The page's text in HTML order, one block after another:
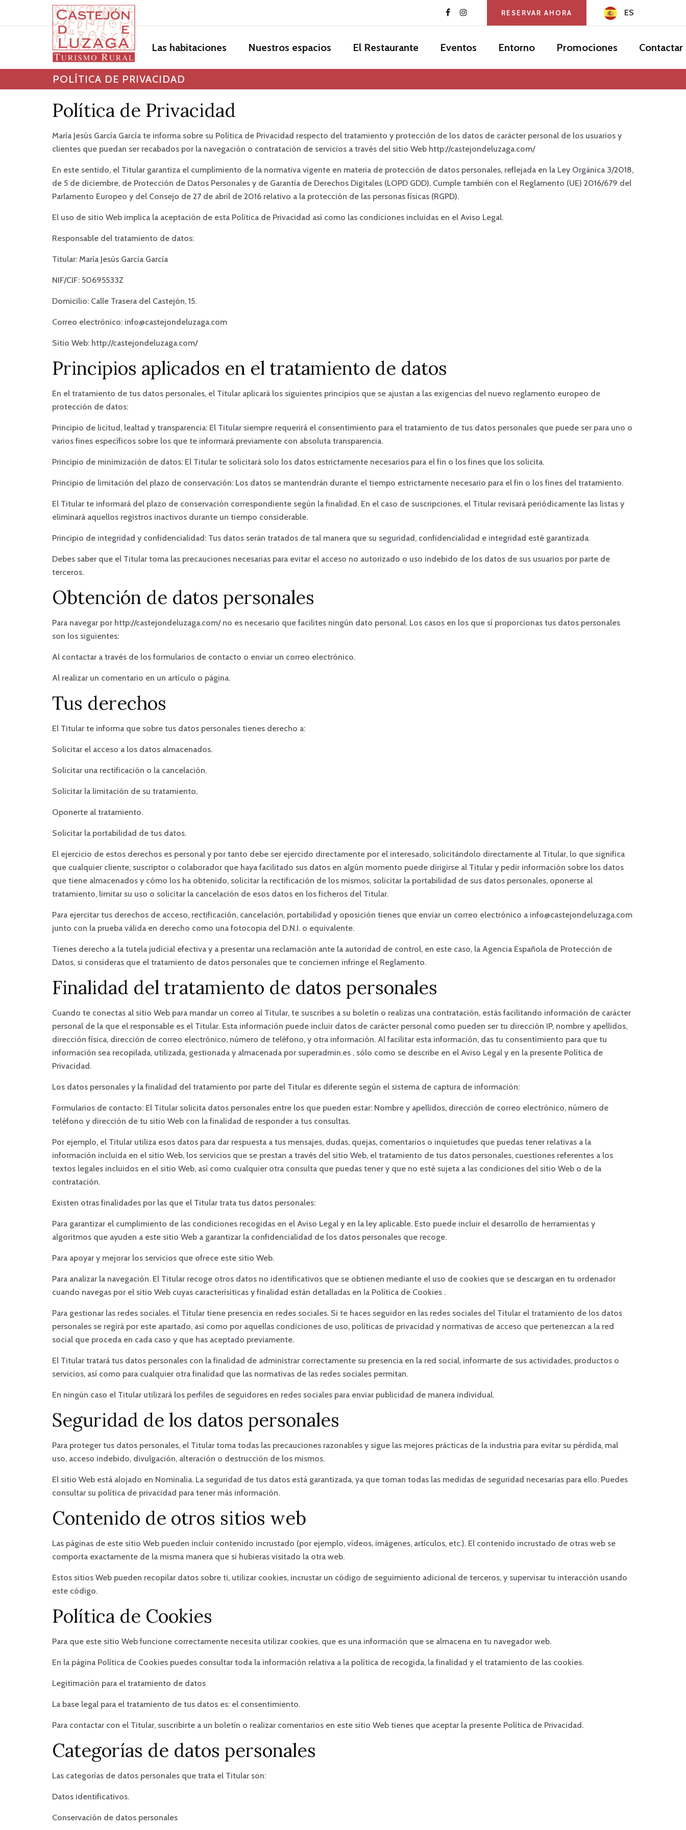
RESERVAR AHORA ES
Las habitaciones Nuestros espacios El Restaurante Eventos Entorno Promociones Contactar
POLÍTICA DE PRIVACIDAD
Política de Privacidad
María Jesús García García te informa sobre su Política de Privacidad respecto del tratamiento y protección de los datos de carácter personal de los usuarios y
clientes que puedan ser recabados por la navegación o contratación de servicios a través del sitio Web http://castejondeluzaga.com/
En este sentido, el Titular garantiza el cumplimiento de la normativa vigente en materia de protección de datos personales, reflejada en la Ley Orgánica 3/2018,
de 5 de diciembre, de Protección de Datos Personales y de Garantía de Derechos Digitales (LOPD GDD). Cumple también con el Reglamento (UE) 2016/679 del
Parlamento Europeo y del Consejo de 27 de abril de 2016 relativo a la protección de las personas físicas (RGPD).
El uso de sitio Web implica la aceptación de esta Política de Privacidad así como las condiciones incluidas en el Aviso Legal.
Responsable del tratamiento de datos:
Titular: María Jesús García García
NIF/CIF: 50695533Z
Domicilio: Calle Trasera del Castejón, 15.
Correo electrónico: info@castejondeluzaga.com
Sitio Web: http://castejondeluzaga.com/
Principios aplicados en el tratamiento de datos
En el tratamiento de tus datos personales, el Titular aplicará los siguientes principios que se ajustan a las exigencias del nuevo reglamento europeo de
protección de datos:
Principio de licitud, lealtad y transparencia: El Titular siempre requerirá el consentimiento para el tratamiento de tus datos personales que puede ser para uno o
varios fines específicos sobre los que te informará previamente con absoluta transparencia.
Principio de minimización de datos: El Titular te solicitará solo los datos estrictamente necesarios para el fin o los fines que los solicita.
Principio de limitación del plazo de conservación: Los datos se mantendrán durante el tiempo estrictamente necesario para el fin o los fines del tratamiento.
El Titular te informará del plazo de conservación correspondiente según la finalidad. En el caso de suscripciones, el Titular revisará periódicamente las listas y
eliminará aquellos registros inactivos durante un tiempo considerable.
Principio de integridad y confidencialidad: Tus datos serán tratados de tal manera que su seguridad, confidencialidad e integridad esté garantizada.
Debes saber que el Titular toma las precauciones necesarias para evitar el acceso no autorizado o uso indebido de los datos de sus usuarios por parte de
terceros.
Obtención de datos personales
Para navegar por http://castejondeluzaga.com/ no es necesario que facilites ningún dato personal. Los casos en los que sí proporcionas tus datos personales
son los siguientes:
Al contactar a través de los formularios de contacto o enviar un correo electrónico.
Al realizar un comentario en un artículo o página.
Tus derechos
El Titular te informa que sobre tus datos personales tienes derecho a:
Solicitar el acceso a los datos almacenados.
Solicitar una rectificación o la cancelación.
Solicitar la limitación de su tratamiento.
Oponerte al tratamiento.
Solicitar la portabilidad de tus datos.
El ejercicio de estos derechos es personal y por tanto debe ser ejercido directamente por el interesado, solicitándolo directamente al Titular, lo que significa
que cualquier cliente, suscriptor o colaborador que haya facilitado sus datos en algún momento puede dirigirse al Titular y pedir información sobre los datos
que tiene almacenados y cómo los ha obtenido, solicitar la rectificación de los mismos, solicitar la portabilidad de sus datos personales, oponerse al
tratamiento, limitar su uso o solicitar la cancelación de esos datos en los ficheros del Titular.
Para ejercitar tus derechos de acceso, rectificación, cancelación, portabilidad y oposición tienes que enviar un correo electrónico a info@castejondeluzaga.com
junto con la prueba válida en derecho como una fotocopia del D.N.I. o equivalente.
Tienes derecho a la tutela judicial efectiva y a presentar una reclamación ante la autoridad de control, en este caso, la Agencia Española de Protección de
Datos, si consideras que el tratamiento de datos personales que te conciernen infringe el Reglamento.
Finalidad del tratamiento de datos personales
Cuando te conectas al sitio Web para mandar un correo al Titular, te suscribes a su boletín o realizas una contratación, estás facilitando información de carácter
personal de la que el responsable es el Titular. Esta información puede incluir datos de carácter personal como pueden ser tu dirección IP, nombre y apellidos,
dirección física, dirección de correo electrónico, número de teléfono, y otra información. Al facilitar esta información, das tu consentimiento para que tu
información sea recopilada, utilizada, gestionada y almacenada por superadmin.es , sólo como se describe en el Aviso Legal y en la presente Política de
Privacidad.
Los datos personales y la finalidad del tratamiento por parte del Titular es diferente según el sistema de captura de información:
Formularios de contacto: El Titular solicita datos personales entre los que pueden estar: Nombre y apellidos, dirección de correo electrónico, número de
teléfono y dirección de tu sitio Web con la finalidad de responder a tus consultas.
Por ejemplo, el Titular utiliza esos datos para dar respuesta a tus mensajes, dudas, quejas, comentarios o inquietudes que puedas tener relativas a la
información incluida en el sitio Web, los servicios que se prestan a través del sitio Web, el tratamiento de tus datos personales, cuestiones referentes a los
textos legales incluidos en el sitio Web, así como cualquier otra consulta que puedas tener y que no esté sujeta a las condiciones del sitio Web o de la
contratación.
Existen otras finalidades por las que el Titular trata tus datos personales:
Para garantizar el cumplimiento de las condiciones recogidas en el Aviso Legal y en la ley aplicable. Esto puede incluir el desarrollo de herramientas y
algoritmos que ayuden a este sitio Web a garantizar la confidencialidad de los datos personales que recoge.
Para apoyar y mejorar los servicios que ofrece este sitio Web.
Para analizar la navegación. El Titular recoge otros datos no identificativos que se obtienen mediante el uso de cookies que se descargan en tu ordenador
cuando navegas por el sitio Web cuyas caracterísiticas y finalidad están detalladas en la Política de Cookies .
Para gestionar las redes sociales. el Titular tiene presencia en redes sociales. Si te haces seguidor en las redes sociales del Titular el tratamiento de los datos
personales se regirá por este apartado, así como por aquellas condiciones de uso, políticas de privacidad y normativas de acceso que pertenezcan a la red
social que proceda en cada caso y que has aceptado previamente.
El Titular tratará tus datos personales con la finalidad de administrar correctamente su presencia en la red social, informarte de sus actividades, productos o
servicios, así como para cualquier otra finalidad que las normativas de las redes sociales permitan.
En ningún caso el Titular utilizará los perfiles de seguidores en redes sociales para enviar publicidad de manera individual.
Seguridad de los datos personales
Para proteger tus datos personales, el Titular toma todas las precauciones razonables y sigue las mejores prácticas de la industria para evitar su pérdida, mal
uso, acceso indebido, divulgación, alteración o destrucción de los mismos.
El sitio Web está alojado en Nominalia. La seguridad de tus datos está garantizada, ya que toman todas las medidas de seguridad necesarias para ello. Puedes
consultar su política de privacidad para tener más información.
Contenido de otros sitios web
Las páginas de este sitio Web pueden incluir contenido incrustado (por ejemplo, vídeos, imágenes, artículos, etc.). El contenido incrustado de otras web se
comporta exactamente de la misma manera que si hubieras visitado la otra web.
Estos sitios Web pueden recopilar datos sobre ti, utilizar cookies, incrustar un código de seguimiento adicional de terceros, y supervisar tu interacción usando
este código.
Política de Cookies
Para que este sitio Web funcione correctamente necesita utilizar cookies, que es una información que se almacena en tu navegador web.
En la página Política de Cookies puedes consultar toda la información relativa a la política de recogida, la finalidad y el tratamiento de las cookies.
Legitimación para el tratamiento de datos
La base legal para el tratamiento de tus datos es: el consentimiento.
Para contactar con el Titular, suscribirte a un boletín o realizar comentarios en este sitio Web tienes que aceptar la presente Política de Privacidad.
Categorías de datos personales
Las categorías de datos personales que trata el Titular son:
Datos identificativos.
Conservación de datos personales